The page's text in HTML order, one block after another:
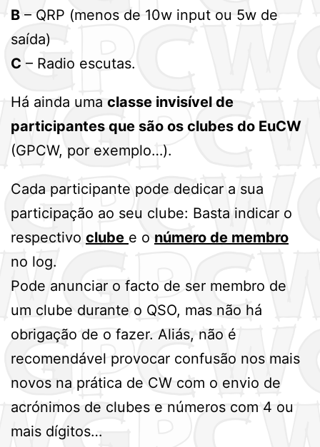
B – QRP (menos de 10w input ou 5w de
saída)
C – Radio escutas.
Há ainda uma classe invisível de
participantes que são os clubes do EuCW
(GPCW, por exemplo…).
Cada participante pode dedicar a sua
participação ao seu clube: Basta indicar o
respectivo clube e o número de membro
no log.
Pode anunciar o facto de ser membro de
um clube durante o QSO, mas não há
obrigação de o fazer. Aliás, não é
recomendável provocar confusão nos mais
novos na prática de CW com o envio de
acrónimos de clubes e números com 4 ou
mais dígitos…